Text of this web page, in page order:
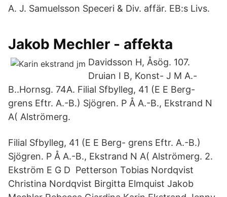
A. J. Samuelsson Speceri & Div. affär. EB:s Livs.
Jakob Mechler - affekta
Davidsson H, Åsög. 107.
Druian I B, Konst- J M A.-
B..Hornsg. 74A. Filial Sfbylleg, 41 (E E Berg-
grens Eftr. A.-B.) Sjögren. P Å A.-B., Ekstrand N
A( Alströmerg.
Filial Sfbylleg, 41 (E E Berg- grens Eftr. A.-B.)
Sjögren. P Å A.-B., Ekstrand N A( Alströmerg. 2.
Ekström E G D Petterson Tobias Nordqvist
Christina Nordqvist Birgitta Elmquist Jakob